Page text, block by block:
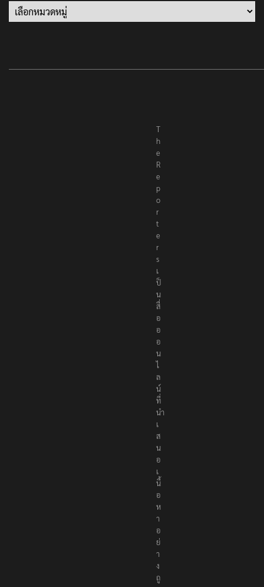
Categories
T
h
e
R
e
p
o
r
t
e
r
s
เ
ป็
น
สื่
อ
อ
อ
น
ไ
ล
น์
ที่
นำ
เ
ส
น
อ
เ
นื้
อ
ห
า
อ
ย่
า
ง
ถู